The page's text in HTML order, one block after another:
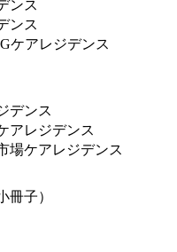
ンス
ンス
ケアレジデンス
デンス
アレジデンス
場ケアレジデンス
冊子）